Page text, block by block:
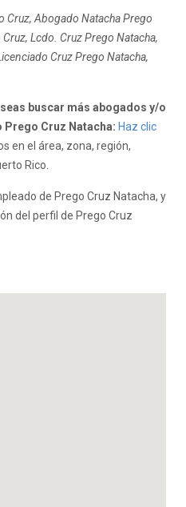
Cruz, Abogado Natacha Prego
Lcdo. Cruz Prego Natacha,
Cruz Prego Natacha,
buscar más abogados y/o
Prego Cruz Natacha: Haz clic
en el área, zona, región,
Rico.
de Prego Cruz Natacha, y
del perfil de Prego Cruz